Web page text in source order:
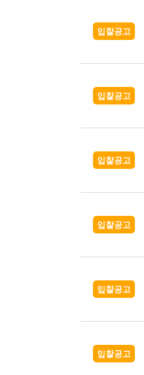
입찰공고
입찰공고
입찰공고
입찰공고
입찰공고
입찰공고